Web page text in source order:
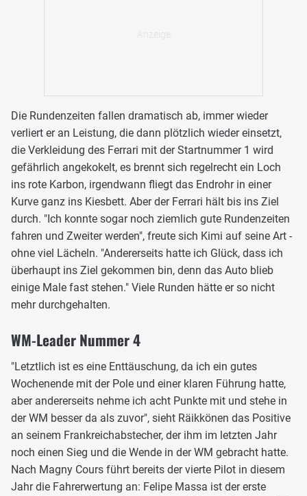
Die Rundenzeiten fallen dramatisch ab, immer wieder
verliert er an Leistung, die dann plötzlich wieder einsetzt,
die Verkleidung des Ferrari mit der Startnummer 1 wird
gefährlich angekokelt, es brennt sich regelrecht ein Loch
ins rote Karbon, irgendwann fliegt das Endrohr in einer
Kurve ganz ins Kiesbett. Aber der Ferrari hält bis ins Ziel
durch. "Ich konnte sogar noch ziemlich gute Rundenzeiten
fahren und Zweiter werden", freute sich Kimi auf seine Art -
ohne viel Lächeln. "Andererseits hatte ich Glück, dass ich
überhaupt ins Ziel gekommen bin, denn das Auto blieb
einige Male fast stehen." Viele Runden hätte er so nicht
mehr durchgehalten.
WM-Leader Nummer 4
"Letztlich ist es eine Enttäuschung, da ich ein gutes
Wochenende mit der Pole und einer klaren Führung hatte,
aber andererseits nehme ich acht Punkte mit und stehe in
der WM besser da als zuvor", sieht Räikkönen das Positive
an seinem Frankreichabstecher, der ihm im letzten Jahr
noch einen Sieg und die Wende in der WM gebracht hatte.
Nach Magny Cours führt bereits der vierte Pilot in diesem
Jahr die Fahrerwertung an: Felipe Massa ist der erste